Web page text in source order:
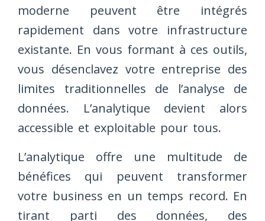
moderne peuvent être intégrés
rapidement dans votre infrastructure
existante. En vous formant à ces outils,
vous désenclavez votre entreprise des
limites traditionnelles de l’analyse de
données. L’analytique devient alors
accessible et exploitable pour tous.
L’analytique offre une multitude de
bénéfices qui peuvent transformer
votre business en un temps record. En
tirant parti des données, des